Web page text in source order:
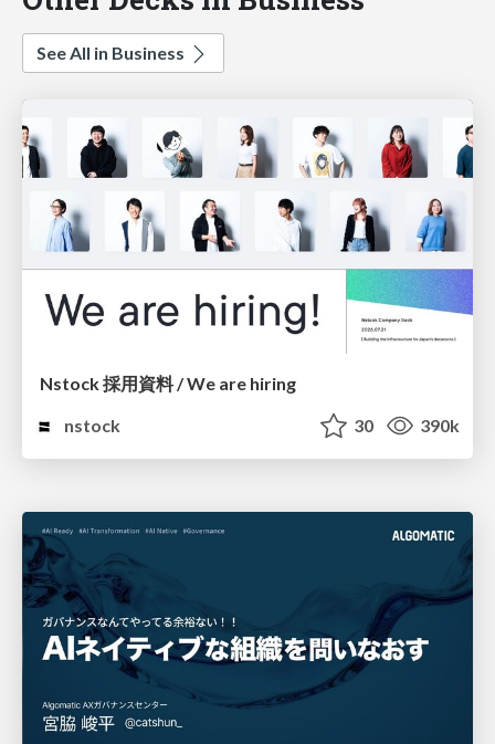
See All in Business
Nstock 採用資料 / We are hiring
nstock
30 390k